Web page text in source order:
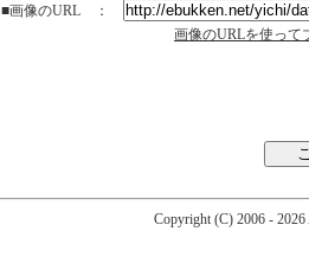
■画像のURL ：
画像のURLを使って
Copyright (C) 2006 - 2026